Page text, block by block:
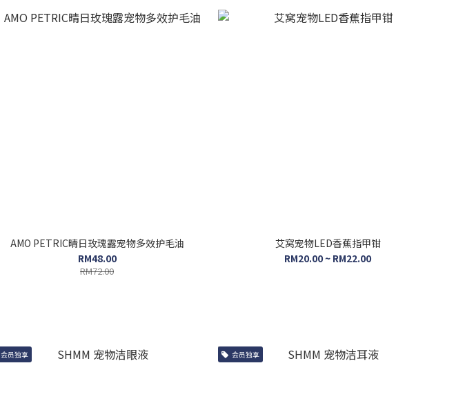
AMO PETRIC晴日玫瑰露宠物多效护毛油
RM48.00
RM72.00
艾窝宠物LED香蕉指甲钳
RM20.00 ~ RM22.00
会员独享 会员独享